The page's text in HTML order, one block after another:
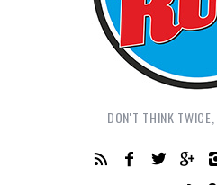
DON'T THINK